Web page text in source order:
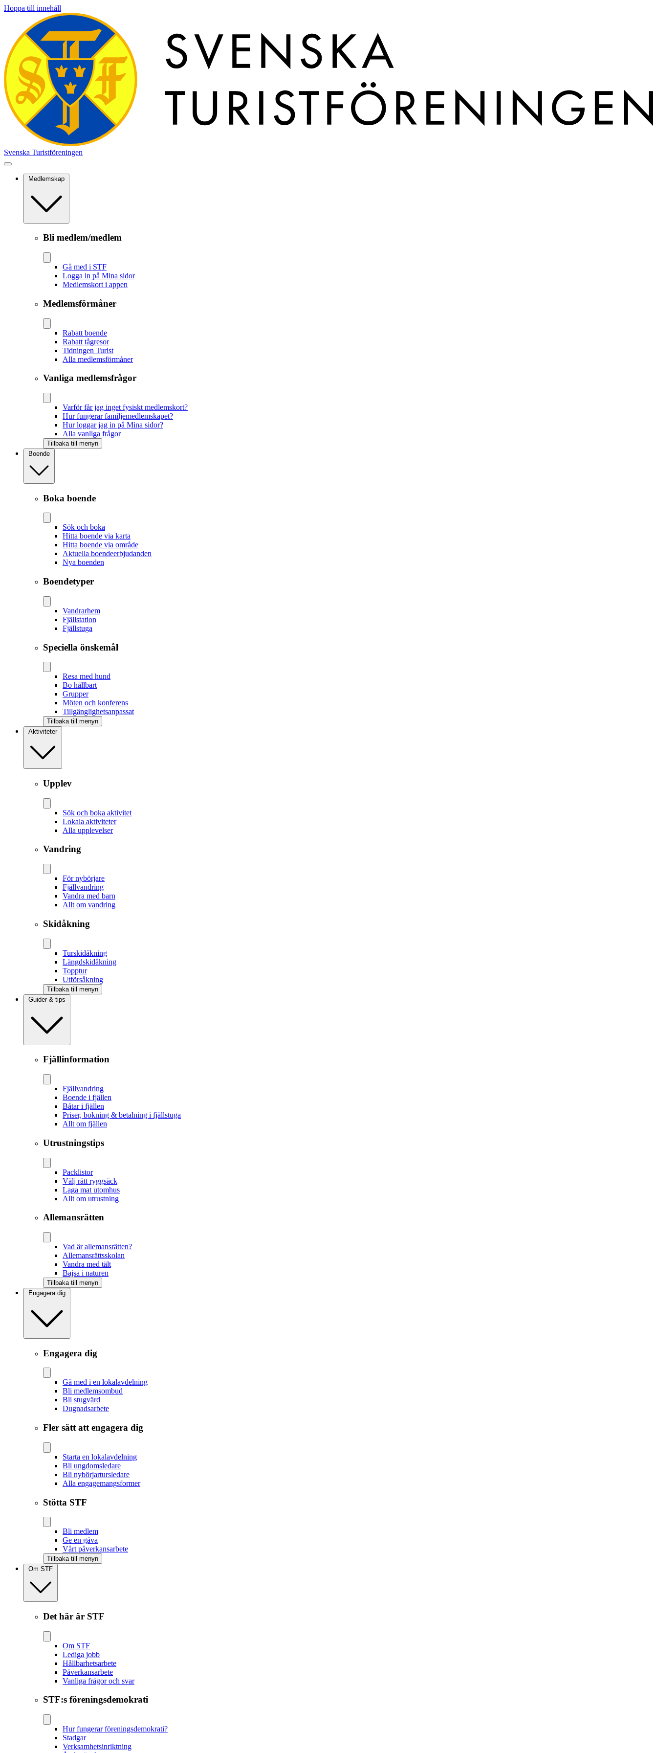
Hoppa till innehåll
Svenska Turistföreningen
Medlemskap
Bli medlem/medlem
Gå med i STF
Logga in på Mina sidor
Medlemskort i appen
Medlemsförmåner
Rabatt boende
Rabatt tågresor
Tidningen Turist
Alla medlemsförmåner
Vanliga medlemsfrågor
Varför får jag inget fysiskt medlemskort?
Hur fungerar familjemedlemskapet?
Hur loggar jag in på Mina sidor?
Alla vanliga frågor
Tillbaka till menyn
Boende
Boka boende
Sök och boka
Hitta boende via karta
Hitta boende via område
Aktuella boendeerbjudanden
Nya boenden
Boendetyper
Vandrarhem
Fjällstation
Fjällstuga
Speciella önskemål
Resa med hund
Bo hållbart
Grupper
Möten och konferens
Tillgänglighetsanpassat
Tillbaka till menyn
Aktiviteter
Upplev
Sök och boka aktivitet
Lokala aktiviteter
Alla upplevelser
Vandring
För nybörjare
Fjällvandring
Vandra med barn
Allt om vandring
Skidåkning
Tur­skidåkning
Längd­skidåkning
Topptur
Utförsåkning
Tillbaka till menyn
Guider & tips
Fjällinformation
Fjällvandring
Boende i fjällen
Båtar i fjällen
Priser, bokning & betalning i fjällstuga
Allt om fjällen
Utrustningstips
Packlistor
Välj rätt ryggsäck
Laga mat utomhus
Allt om utrustning
Allemansrätten
Vad är allemansrätten?
Allemansrättsskolan
Vandra med tält
Bajsa i naturen
Tillbaka till menyn
Engagera dig
Engagera dig
Gå med i en lokalavdelning
Bli medlemsombud
Bli stugvärd
Dugnadsarbete
Fler sätt att engagera dig
Starta en lokalavdelning
Bli ungdomsledare
Bli nybörjartursledare
Alla engagemangsformer
Stötta STF
Bli medlem
Ge en gåva
Vårt påverkansarbete
Tillbaka till menyn
Om STF
Det här är STF
Om STF
Lediga jobb
Hållbarhetsarbete
Påverkansarbete
Vanliga frågor och svar
STF:s föreningsdemokrati
Hur fungerar föreningsdemokrati?
Stadgar
Verksamhetsinriktning